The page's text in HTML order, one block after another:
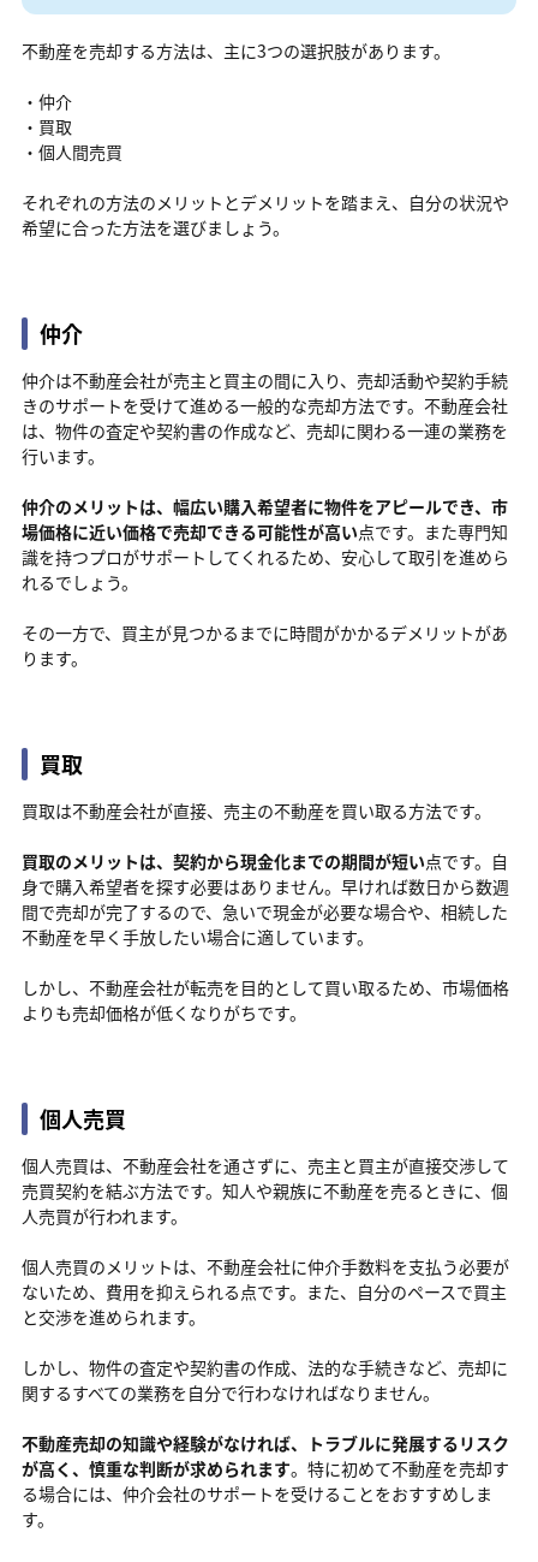
不動産を売却する方法は、主に3つの選択肢があります。
・仲介
・買取
・個人間売買
それぞれの方法のメリットとデメリットを踏まえ、自分の状況や
希望に合った方法を選びましょう。
仲介
仲介は不動産会社が売主と買主の間に入り、売却活動や契約手続
きのサポートを受けて進める一般的な売却方法です。不動産会社
は、物件の査定や契約書の作成など、売却に関わる一連の業務を
行います。
仲介のメリットは、幅広い購入希望者に物件をアピールでき、市
場価格に近い価格で売却できる可能性が高い点です。また専門知
識を持つプロがサポートしてくれるため、安心して取引を進めら
れるでしょう。
その一方で、買主が見つかるまでに時間がかかるデメリットがあ
ります。
買取
買取は不動産会社が直接、売主の不動産を買い取る方法です。
買取のメリットは、契約から現金化までの期間が短い点です。自
身で購入希望者を探す必要はありません。早ければ数日から数週
間で売却が完了するので、急いで現金が必要な場合や、相続した
不動産を早く手放したい場合に適しています。
しかし、不動産会社が転売を目的として買い取るため、市場価格
よりも売却価格が低くなりがちです。
個人売買
個人売買は、不動産会社を通さずに、売主と買主が直接交渉して
売買契約を結ぶ方法です。知人や親族に不動産を売るときに、個
人売買が行われます。
個人売買のメリットは、不動産会社に仲介手数料を支払う必要が
ないため、費用を抑えられる点です。また、自分のペースで買主
と交渉を進められます。
しかし、物件の査定や契約書の作成、法的な手続きなど、売却に
関するすべての業務を自分で行わなければなりません。
不動産売却の知識や経験がなければ、トラブルに発展するリスク
が高く、慎重な判断が求められます。特に初めて不動産を売却す
る場合には、仲介会社のサポートを受けることをおすすめしま
す。